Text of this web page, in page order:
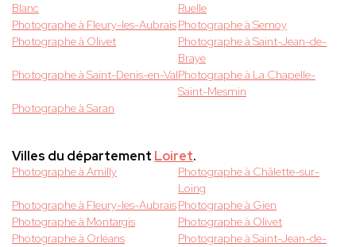
Blanc
Ruelle
Photographe à Fleury-les-AubraisPhotographe à Semoy
Photographe à Olivet
Photographe à Saint-Jean-de-
Braye
Photographe à Saint-Denis-en-ValPhotographe à La Chapelle-
Saint-Mesmin
Photographe à Saran
Villes du département Loiret.
Photographe à Amilly
Photographe à Châlette-sur-
Loing
Photographe à Fleury-les-AubraisPhotographe à Gien
Photographe à Montargis
Photographe à Olivet
Photographe à Orléans
Photographe à Saint-Jean-de-